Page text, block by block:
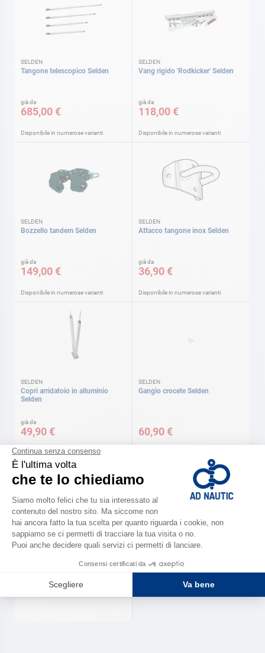
SELDEN
Tangone telescopico Selden
già da
685,00 €
Disponibile in numerose varianti
SELDEN
Vang rigido 'Rodkicker' Selden
già da
118,00 €
Disponibile in numerose varianti
SELDEN
Bozzello tandem Selden
già da
149,00 €
Disponibile in numerose varianti
SELDEN
Attacco tangone inox Selden
già da
36,90 €
Disponibile in numerose varianti
SELDEN
Copri arridatoio in alluminio
Selden
già da
49,90 €
Disponibile in numerose varianti
SELDEN
Gangio crocete Selden
60,90 €
SELDEN
Passascotte doppio Selden
77,50 €